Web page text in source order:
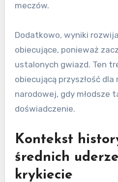
meczów.
Dodatkowo, wyniki
obiecujące, ponieważ
ustalonych gwiazd. Ten
obiecującą przyszłość
narodowej, gdy młodsze
doświadczenie.
Kontekst
średnich
krykiecie